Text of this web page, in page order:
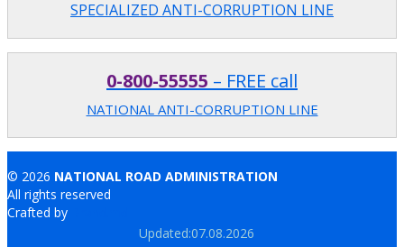
SPECIALIZED ANTI-CORRUPTION LINE
0-800-55555 – FREE call
NATIONAL ANTI-CORRUPTION LINE
© 2026 NATIONAL ROAD ADMINISTRATION
All rights reserved
Crafted by
Updated:07.08.2026